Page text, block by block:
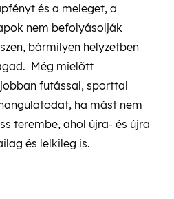
és a meleget, a
nem befolyásolják
bármilyen helyzetben
Még mielőtt
futással, sporttal
ha mást nem
terembe, ahol újra- és újra
és lelkileg is.